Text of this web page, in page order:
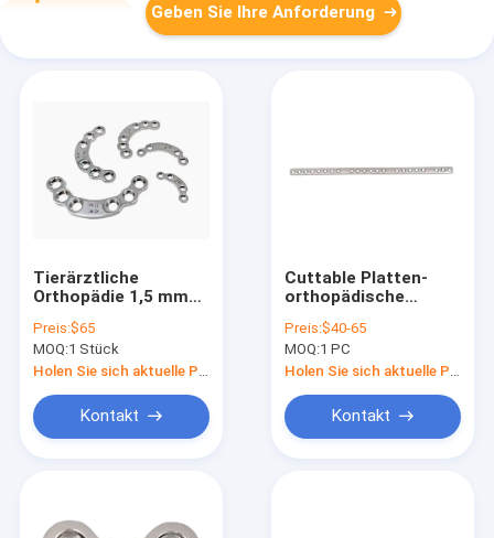
Geben Sie Ihre Anforderung
Tierärztliche
Orthopädie 1,5 mm
Platten Medizinische
Preis:$65
MOQ:1 Stück
Kontakt
Cuttable Platten-
orthopädische
für Haustier-
Krankenhäuser
Preis:$40-65
MOQ:1 PC
Kontakt